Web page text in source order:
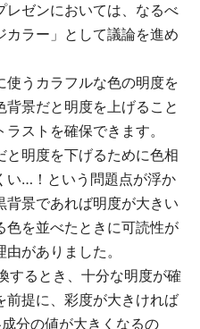
レゼンにおいては、なるべ
カラー」として議論を進め
使うカラフルな色の明度を
背景だと明度を上げること
ストを確保できます。
と明度を下げるために色相
い…！という問題点が浮か
背景であれば明度が大きい
色を並べたときに可読性が
がありました。
するとき、十分な明度が確
前提に、彩度が大きければ
分の値が大きくなるの